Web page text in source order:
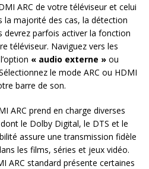
ARC de votre téléviseur et celui
la majorité des cas, la détection
parfois activer la fonction
téléviseur. Naviguez vers les
« audio externe » ou
le mode ARC ou HDMI
barre de son.
ARC prend en charge diverses
le Dolby Digital, le DTS et le
assure une transmission fidèle
les films, séries et jeux vidéo.
ARC standard présente certaines